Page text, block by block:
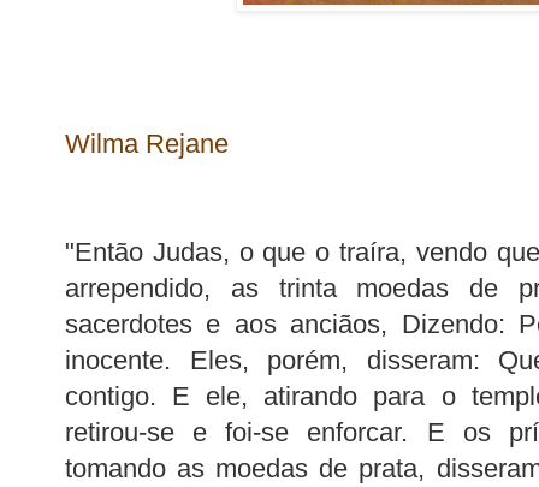
Wilma Rejane
"Então Judas, o que o traíra, vendo
arrependido, as trinta moedas de
sacerdotes e aos anciãos, Dizendo:
inocente. Eles, porém, disseram:
contigo. E ele, atirando para o
retirou-se e foi-se enforcar. E os
tomando as moedas de prata,